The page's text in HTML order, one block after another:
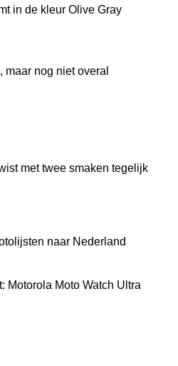
in de kleur Olive Gray
maar nog niet overal
met twee smaken tegelijk
naar Nederland
Motorola Moto Watch Ultra